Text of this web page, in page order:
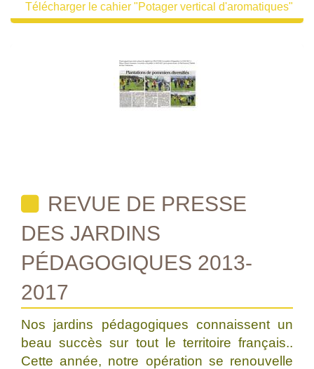
Télécharger le cahier "Potager vertical d'aromatiques"
REVUE DE PRESSE
DES JARDINS
PÉDAGOGIQUES 2013-
2017
Nos jardins pédagogiques connaissent un
beau succès sur tout le territoire français..
Cette année, notre opération se renouvelle